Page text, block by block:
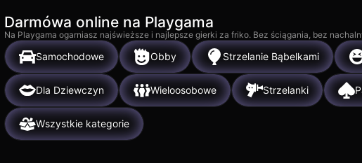
Darmówa online na Playgama
Na Playgama ogarniasz najświeższe i najlepsze gierki za friko. Bez ściągania, bez
Samochodowe Obby Strzelanie Bąbelkami
Dla Dziewczyn Wieloosobowe Strzelanki
Wszystkie kategorie